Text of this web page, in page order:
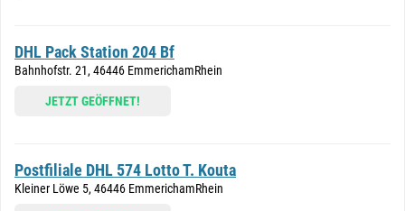
DHL Pack Station 204 Bf
Bahnhofstr. 21, 46446 EmmerichamRhein
JETZT GEÖFFNET!
Postfiliale DHL 574 Lotto T. Kouta
Kleiner Löwe 5, 46446 EmmerichamRhein